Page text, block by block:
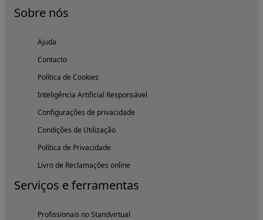
Sobre nós
Ajuda
Contacto
Política de Cookies
Inteligência Artificial Responsável
Configurações de privacidade
Condições de Utilização
Política de Privacidade
Livro de Reclamações online
Serviços e ferramentas
Profissionais no Standvirtual